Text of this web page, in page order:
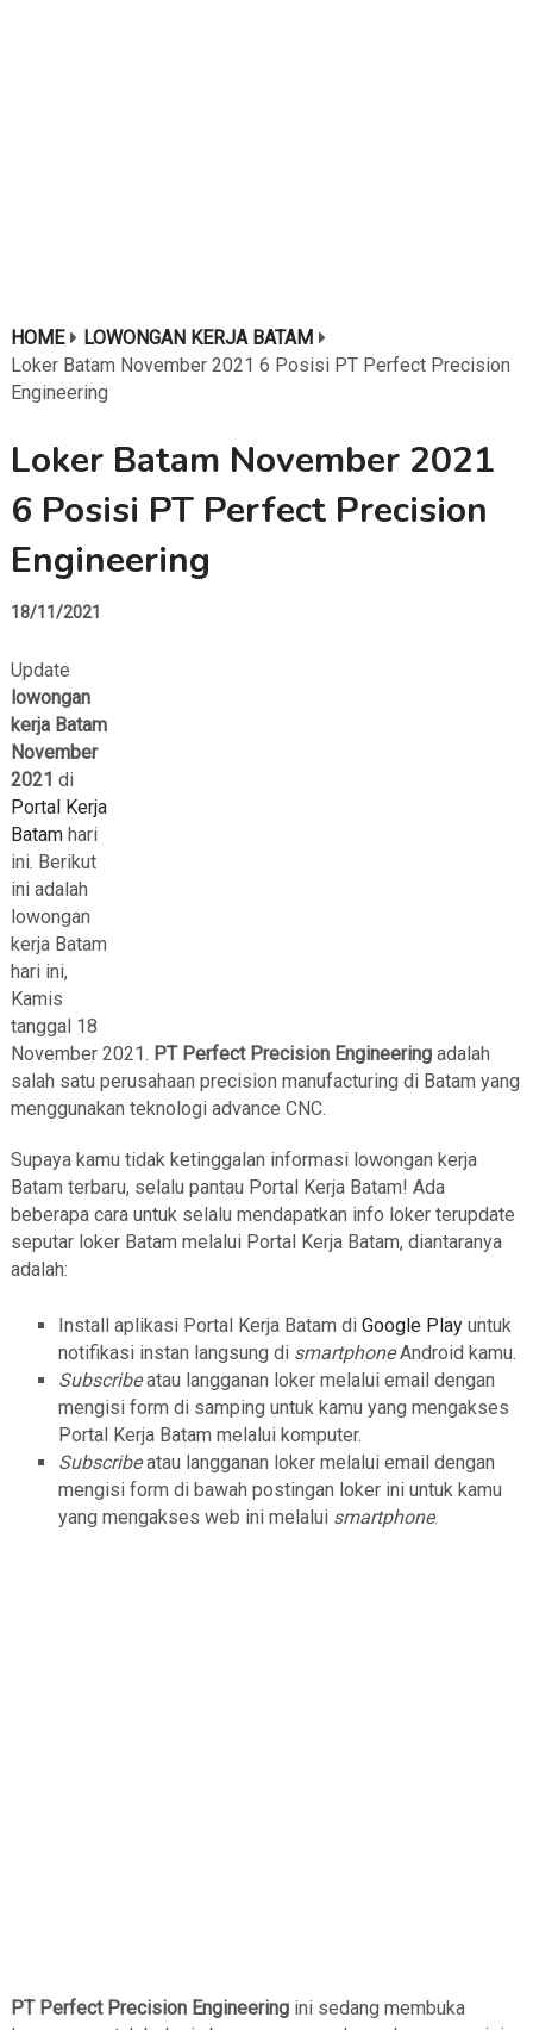
HOME
LOWONGAN KERJA BATAM
Loker Batam November 2021 6 Posisi PT Perfect Precision
Engineering
Loker Batam November 2021
6 Posisi PT Perfect Precision
Engineering
18/11/2021
Update
lowongan
kerja Batam
November
2021 di
Portal Kerja
Batamhari
ini. Berikut
ini adalah
lowongan
kerja Batam
hari ini,
Kamis
tanggal 18
November 2021. PT Perfect Precision Engineeringadalah
salah satu perusahaan precision manufacturing di Batam yang
menggunakan teknologi advance CNC.
Supaya kamu tidak ketinggalan informasi lowongan kerja
Batam terbaru, selalu pantau Portal Kerja Batam! Ada
beberapa cara untuk selalu mendapatkan info loker terupdate
seputar loker Batam melalui Portal Kerja Batam, diantaranya
adalah:
Install aplikasi Portal Kerja Batam di Google Playuntuk
notifikasi instan langsung di smartphoneAndroid kamu.
Subscribeatau langganan loker melalui email dengan
mengisi form di samping untuk kamu yang mengakses
Portal Kerja Batam melalui komputer.
Subscribeatau langganan loker melalui email dengan
mengisi form di bawah postingan loker ini untuk kamu
yang mengakses web ini melalui smartphone.
PT Perfect Precision Engineeringini sedang membuka